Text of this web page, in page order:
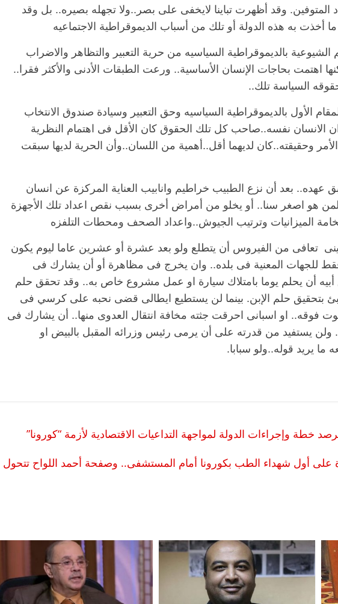
المتوفين. وقد أظهرت تباينا لايخفى على بصر..ولا تجهله بصيره.. بل وقد
أخذت به هذه الدولة أو تلك من أسباب الديموقراطية الاجتماعيه
بالديموقراطية السياسيه من حرية التعبير والتظاهر والاضراب
اهتمت بحاجات الإنسان الأساسية.. ورعت الطبقات الأدنى والأكثر فقرا..
السياسة تلك..
الأول بالديموقراطية السياسيه وحق التعبير وسيادة صندوق الانتخاب
الانسان نفسه..صاحب كل تلك الحقوق كان الأقل فى اهتمام النظرية
وحقيقته..كان لديهما أقل..أهمية من اللسان..وأن الحرية لديها سبقت
عهده.. بعد أن نزع الطبيب خراطيم وانابيب العناية المركزة عن انسان
لمن هو اصغر سنا.. أو يخلو من أمراض أخرى بسبب نقص اعداد تلك الأجهزة
الميزانيات وترتيب الجيوش..واعداد الصحف ومحطات التلفزه
تعافى من الفيروس أن يتطلع ولو بعد عشرة أو عشرين عاما ليوم يكون
للجهات المعنية فى بلده.. وان يخرج فى مظاهرة أو أن يشارك فى
أن يحلم يوما بامتلاك سيارة او عمل مشروع خاص به.. وقد تحقق حلم
بتحقيق حلم الإبن. بينما لن يستطيع ايطالى قضى نحبه على كرسي فى
فوقه.. او اسبانى احرقت جثته مخافة انتقال العدوى منها.. أن يشارك فى
ولن يستفيد من قدرته على أن يرمى رئيس وزرائه المقبل بالبيض او
يريد قوله..ولو سبابا.
خطة وإجراءات الدولة لمواجهة التداعيات الاقتصادية لأزمة “كورونا”
على أول شهداء الطب بكورونا أمام المستشفى.. وصفحة أحمد اللواح تتحول
الرئيسية ناس وناس
حسين عبدالهادي فارس مقاومة
الخصخصة الذي دافع عن المال العام
(بروفايل)
21 فبراير، 2026
مصر ناس وناس
د. نور فرحات فقيه
عن قضايا الوطن وانحاز